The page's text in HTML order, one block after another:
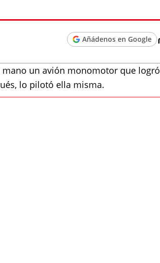
Añádenos en Google
mano un avión monomotor que logró
lo pilotó ella misma.